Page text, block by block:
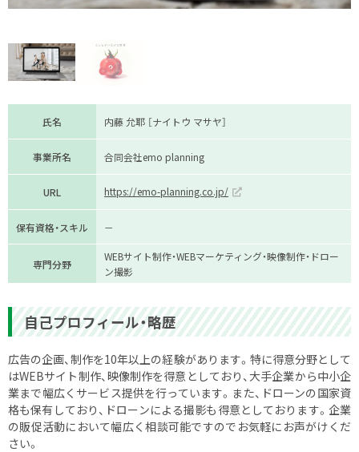
氏名 内藤 允耶 ［ナイトウ マサヤ］
事業所名 合同会社emo planning
URL https://emo-planning.co.jp/
保有資格・スキル －
専門分野
WEBサイト制作・WEBマーケティング・映像制作・ドロー
ン撮影
自己プロフィール・略歴
広告の企画、制作を10年以上の経験があります。特に得意分野として
はWEBサイト制作、映像制作を得意としており、大手企業から中小企
業まで幅広くサービス提供を行っています。また、ドローンの国家資
格も保有しており、ドローンによる撮影も得意としております。企業
の販促活動において幅広く相談可能ですのでお気軽にお声がけくだ
さい。